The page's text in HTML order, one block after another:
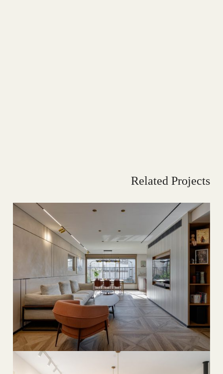
Related Projects